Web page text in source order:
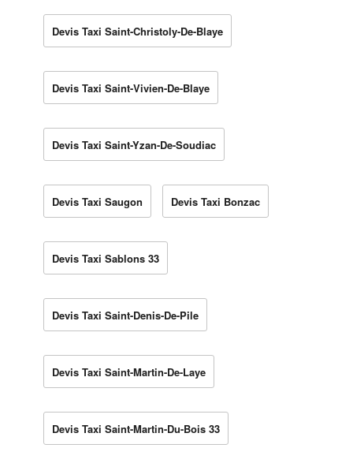
Devis Taxi Saint-Christoly-De-Blaye
Devis Taxi Saint-Vivien-De-Blaye
Devis Taxi Saint-Yzan-De-Soudiac
Devis Taxi Saugon Devis Taxi Bonzac
Devis Taxi Sablons 33
Devis Taxi Saint-Denis-De-Pile
Devis Taxi Saint-Martin-De-Laye
Devis Taxi Saint-Martin-Du-Bois 33